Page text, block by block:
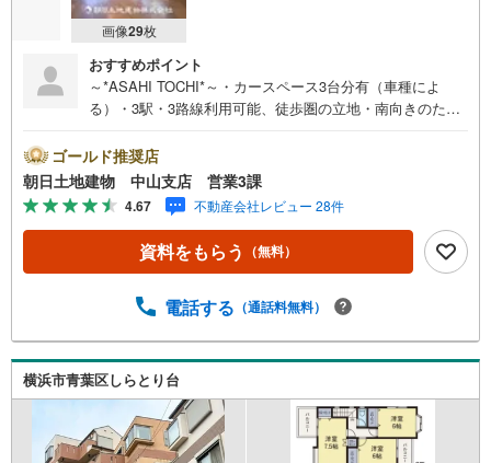
画像29枚
おすすめポイント
～*ASAHI TOCHI*～・カースペース3台分有（車種によ
る）・3駅・3路線利用可能、徒歩圏の立地・南向きのため
まで40周年を迎えることができました！ご成約件数6万件達
成!!・当日のご見学も対応可能です！・JR横浜線「中山」
駅徒歩1分！・ご予約は『朝日土地建物中山店』まで！朝日
土地建物グループは地域密着を合言葉に全13店舗でその地
域No.1を目指しております。広告掲載していない物件も多
数ございます。色々廻ったけど良い物件が無いなぁ・・頭
tc.まずは何でもお気軽にご相談ください！有資格者が丁寧
おります!!地域密着だからこそ‥豊富な物件情報と“街”のご
紹介我々だからこその‥ご提案とおもてなし心から「よか
った」と思える住まい、安心のおとりつぎ。朝日土地建物
中山支店でご来店をお待ちしております！
ゴールド推奨店
朝日土地建物 中山支店 営業3課
4.67 不動産会社レビュー 28件
資料をもらう （無料）
電話する （通話料無料）
横浜市青葉区しらとり台